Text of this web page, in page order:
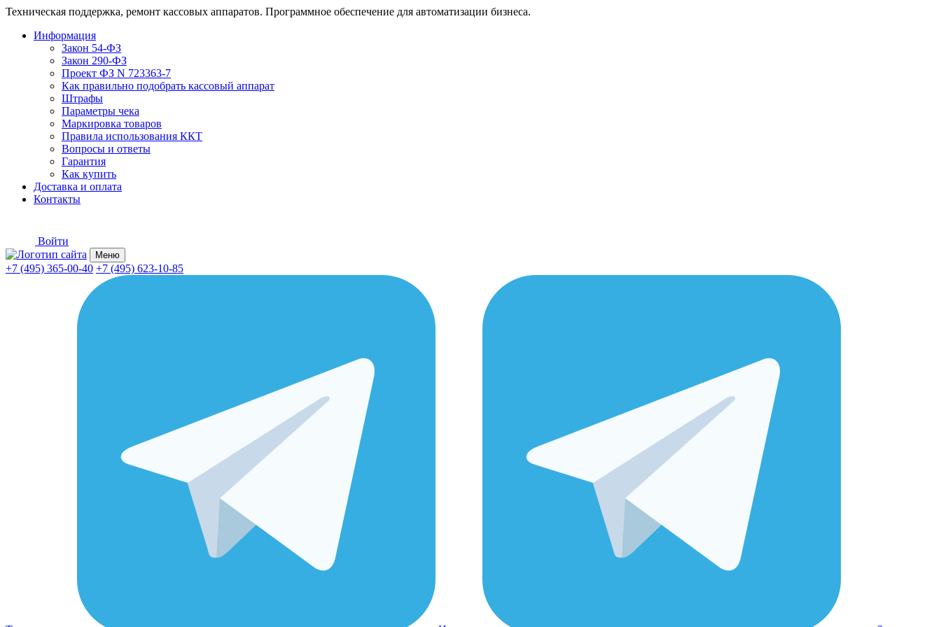
Техническая поддержка, ремонт кассовых аппаратов. Программное обеспечение для автоматизации бизнеса.
Информация
Закон 54-ФЗ
Закон 290-ФЗ
Проект ФЗ N 723363-7
Как правильно подобрать кассовый аппарат
Штрафы
Параметры чека
Маркировка товаров
Правила использования ККТ
Вопросы и ответы
Гарантия
Как купить
Доставка и оплата
Контакты
Войти
Меню
+7 (495) 365-00-40 +7 (495) 623-10-85